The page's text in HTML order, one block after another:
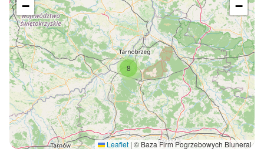
8
−
−
Leaflet | © Baza Firm Pogrzebowych Bluneral